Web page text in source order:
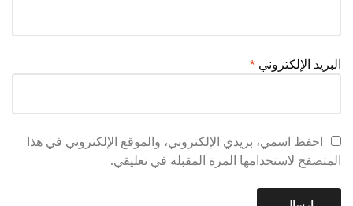
البريد الإلكتروني *
احفظ اسمي، بريدي الإلكتروني، والموقع الإلكتروني في هذا
المتصفح لاستخدامها المرة المقبلة في تعليقي.